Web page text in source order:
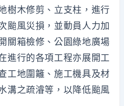
樹木修剪、立支柱，進行
颱風災損，並動員人力加
關箱檢修、公園綠地廣場
進行的各項工程亦展開工
工地圍籬、施工機具及材
溝之疏濬等，以降低颱風